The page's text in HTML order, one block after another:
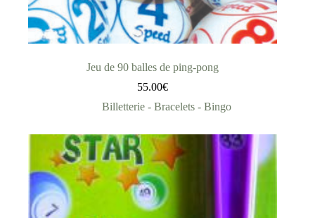
Jeu de 90 balles de ping-pong
55.00€
Billetterie - Bracelets - Bingo